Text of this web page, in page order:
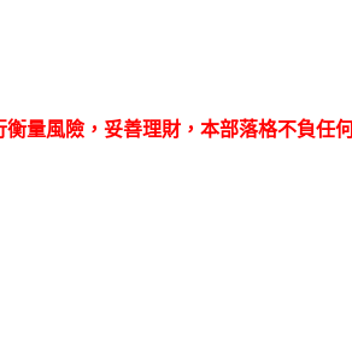
量風險，妥善理財，本部落格不負任